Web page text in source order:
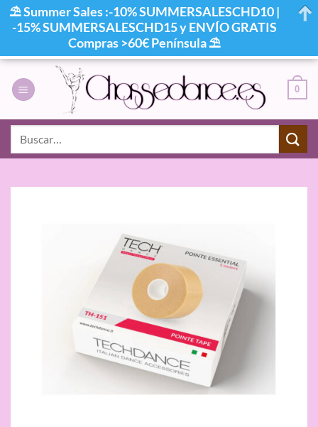
contenido
0
⛱ Summer Sales :-10% SUMMERSALESCHD10 |
-15% SUMMERSALESCHD15 y ENVÍO GRATIS
Compras >60€ Península ⛱